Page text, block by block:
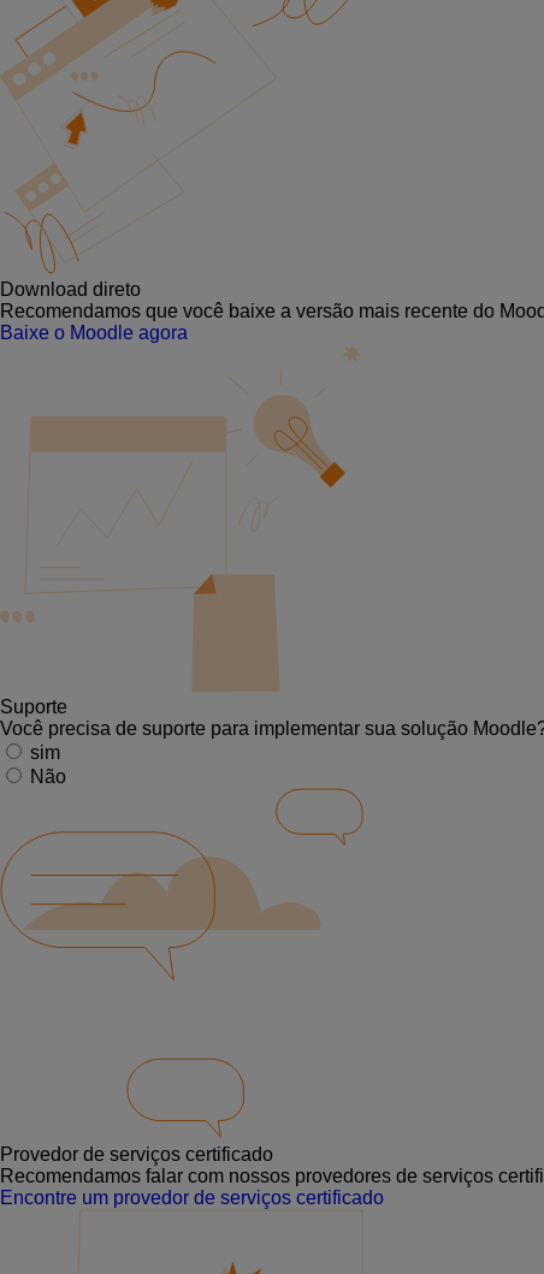
Download direto
Recomendamos que você baixe a versão mais recente do
Baixe o Moodle agora
Suporte
Você precisa de suporte para implementar sua solução
sim
Não
Provedor de serviços certificado
Recomendamos falar com nossos provedores de serviços
Encontre um provedor de serviços certificado